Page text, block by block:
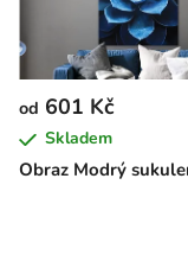
Obraz Modrý
od 601 Kč
Skladem